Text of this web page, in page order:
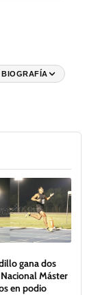
BIOGRAFÍA
gana dos
Máster
en podio